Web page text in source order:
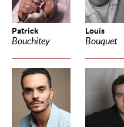
Patrick
Bouchitey
Louis
Bouquet